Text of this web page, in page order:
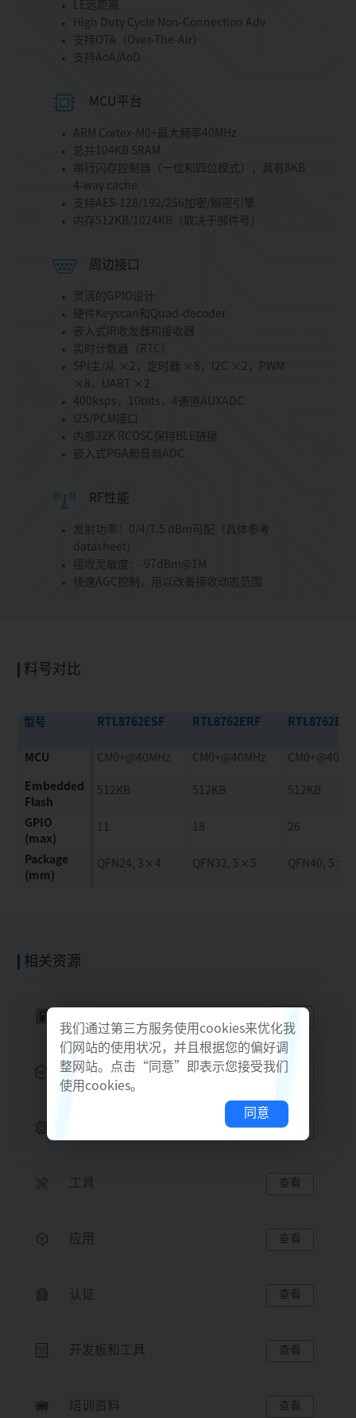
LE远距离
High Duty Cycle Non-Connection Adv
支持OTA（Over-The-Air）
支持AoA/AoD
MCU平台
ARM Cortex-M0+最大频率40MHz
总共104KB SRAM
串行闪存控制器（一位和四位模式），具有8KB
4-way cache
支持AES-128/192/256加密/解密引擎
内存512KB/1024KB（取决于部件号）
周边接口
灵活的GPIO设计
硬件Keyscan和Quad-decoder
嵌入式IR收发器和接收器
实时计数器（RTC）
SPI主/从 ×2，定时器 ×8，I2C ×2，PWM
×8，UART ×2
400ksps，10bits，4通道AUXADC
I2S/PCM接口
内部32K RCOSC保持BLE链接
嵌入式PGA和音频ADC
RF性能
发射功率：0/4/7.5 dBm可配（具体参考
datasheet）
接收灵敏度：-97dBm@1M
快速AGC控制，用以改善接收动态范围
料号对比
型号 RTL8762ESF RTL8762ERF RTL8762EJF
MCU CM0+@40MHz CM0+@40MHz
Embedded
Flash
512KB 512KB 512KB
GPIO
(max)
11 18 26
Package
(mm)
QFN24, 3×4 QFN32, 5×5 QFN40, 5×5
相关资源
SDK 查看
查看
工具 查看
应用 查看
认证 查看
开发板和工具 查看
培训资料 查看
我们通过第三方服务使用cookies来优化我
们网站的使用状况，并且根据您的偏好调
整网站。点击“同意”即表示您接受我们
使用cookies。
同意